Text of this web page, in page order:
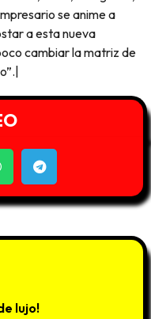
se anime a
a esta nueva
cambiar la matriz de
lujo!